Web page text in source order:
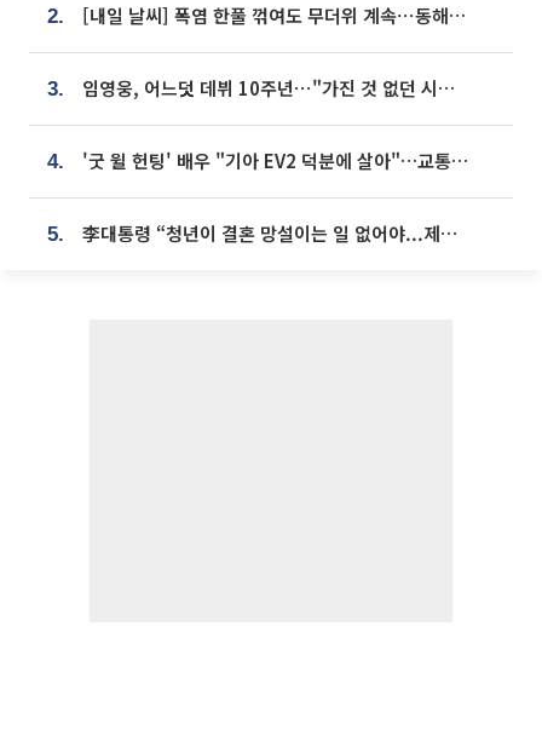
2. [내일 날씨] 폭염 한풀 꺾여도 무더위 계속⋯동해안 이틀 연속 비
3. 임영웅, 어느덧 데뷔 10주년⋯"가진 것 없던 시절, 내 앞엔 20명의 팬뿐"
4. '굿 윌 헌팅' 배우 "기아 EV2 덕분에 살아"…교통사고 후 안전성 극찬
5. 李대통령 “청년이 결혼 망설이는 일 없어야...제도상 불이익 조사”